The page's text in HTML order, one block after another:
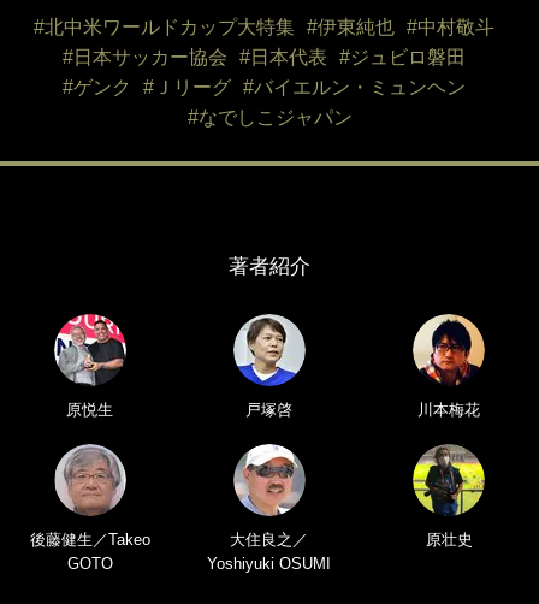
#北中米ワールドカップ大特集 #伊東純也
#中村敬斗
#日本サッカー協会
#日本代表
#ジュビロ磐田
#ゲンク
#Ｊリーグ
#バイエルン・ミュンヘン
#なでしこジャパン
著者紹介
原悦生 戸塚啓 川本梅花
後藤健生／Takeo
GOTO
大住良之／
Yoshiyuki OSUMI
原壮史